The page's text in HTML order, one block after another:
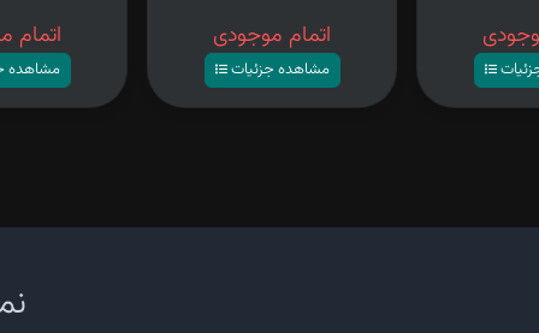
اتمام
مشاهده
اتمام موجودی
مشاهده جزئیات